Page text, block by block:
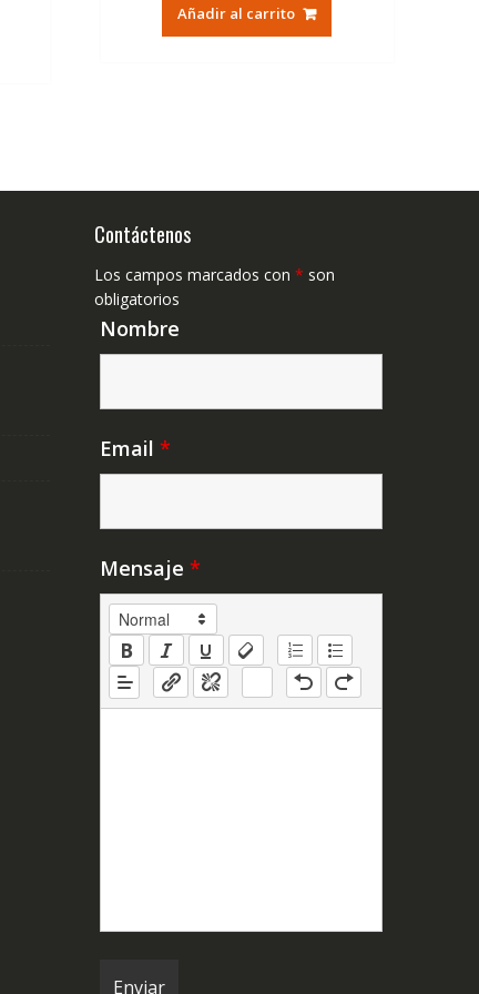
era:
es:
Añadir al carrito
Contáctenos
Los campos marcados con * son
obligatorios
Nombre
Email *
Mensaje *